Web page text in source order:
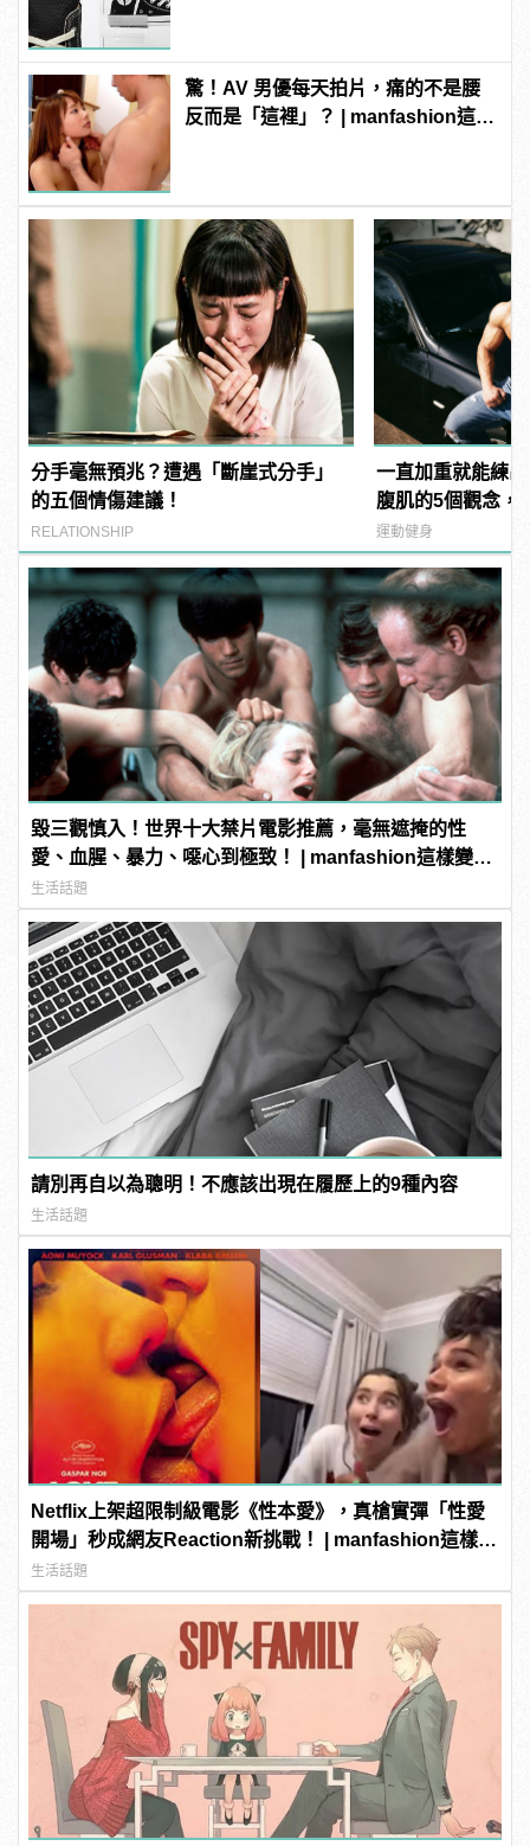
驚！AV 男優每天拍片，痛的不是腰
反而是「這裡」？ | manfashion這樣
分手毫無預兆？遭遇「斷崖式分手」
的五個情傷建議！
RELATIONSHIP
一直加重就能練
腹肌的5個觀念，
manfashion這樣
運動健身
毀三觀慎入！世界十大禁片電影推薦，毫無遮掩的性
愛、血腥、暴力、噁心到極致！ | manfashion這樣變型
男
生活話題
請別再自以為聰明！不應該出現在履歷上的9種內容
生活話題
Netflix上架超限制級電影《性本愛》，真槍實彈「性愛
開場」秒成網友Reaction新挑戰！ | manfashion這樣變
型男
生活話題